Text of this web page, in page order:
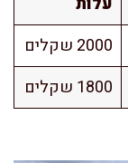
2000 שקלים
1800 שקלים